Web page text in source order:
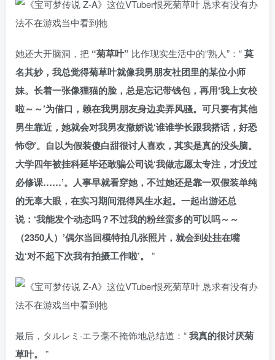
她还大开脑洞，把 “菊草叶” 比作现实生活中的“熟人”：“莫
名其妙，我总觉得菊草叶就像我男朋友社团里的某位小师
妹。长着一张像狸猫的脸，总是忘记带钱包，再用‘我上女校
啦～～’为借口，赖在我男朋友身边卖弄风骚。可只要有其他
男生靠近，她就会对我男友撒娇说‘谁谁学长跟我搭话，好恐
怖🥺’。自以为假装傻白甜很讨人喜欢，其实是真的没头脑。
大学四年被挂科延毕还敢骗公司说‘我做志愿太专注，才没过
必修课……’。人事早就看穿她，不过她还是靠一双假装单纯
的无辜大眼，在实习期间混得风生水起。一起出游还总
说：‘我能发个动态吗？不过我的粉丝蛮多的可以吗～～
（2350人）’偶尔当回模特拍几张照片，就会到处挂在嘴
边‘对不起下次我有拍摄工作啦’。
”
最后，タルレミ·エラ毫不掩饰地总结道：“我真的很讨厌菊
草叶。
”